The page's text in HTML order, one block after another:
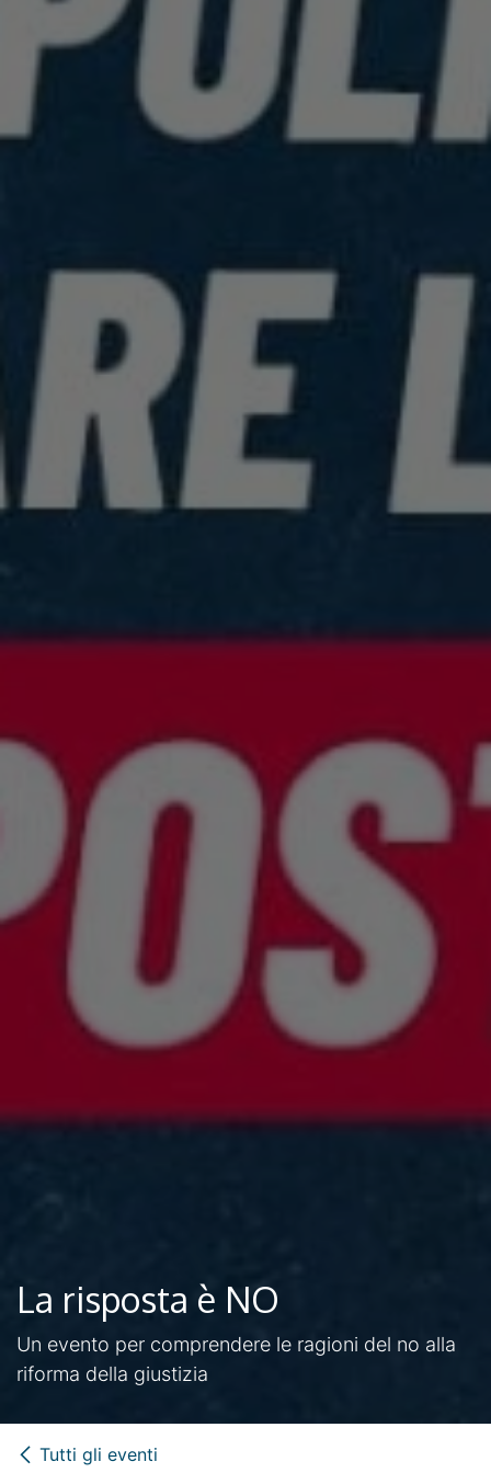
La risposta è NO
Un evento per comprendere le ragioni del no alla
riforma della giustizia
Tutti gli eventi